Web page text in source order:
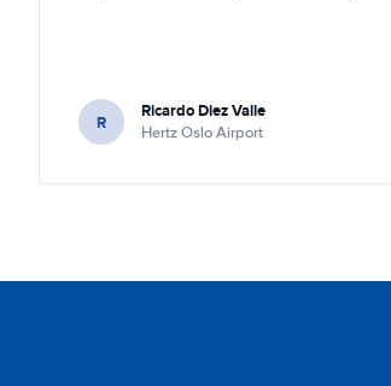
R Ricardo Diez Valle
Hertz Oslo Airport